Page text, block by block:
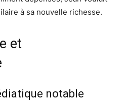
à sa nouvelle richesse.
et
notable